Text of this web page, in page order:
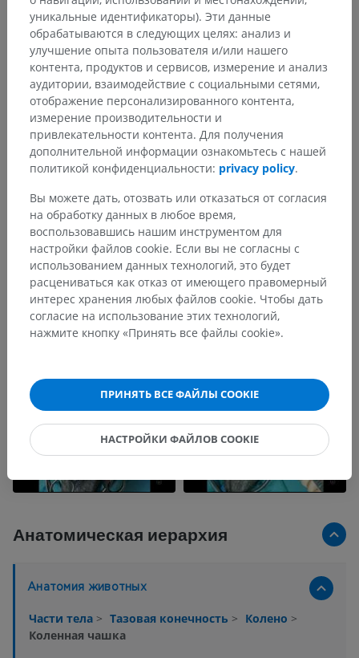
Анатомическая иерархия
Анатомия животных
Части тела > Тазовая конечность > Колено >
Коленная чашка
уникальные идентификаторы). Эти данные
обрабатываются в следующих целях: анализ и
улучшение опыта пользователя и/или нашего
контента, продуктов и сервисов, измерение и анализ
аудитории, взаимодействие с социальными сетями,
отображение персонализированного контента,
измерение производительности и
привлекательности контента. Для получения
дополнительной информации ознакомьтесь с нашей
политикой конфиденциальности: privacy policy.
Вы можете дать, отозвать или отказаться от согласия
на обработку данных в любое время,
воспользовавшись нашим инструментом для
настройки файлов cookie. Если вы не согласны с
использованием данных технологий, это будет
расцениваться как отказ от имеющего правомерный
интерес хранения любых файлов cookie. Чтобы дать
согласие на использование этих технологий,
нажмите кнопку «Принять все файлы cookie».
ПРИНЯТЬ ВСЕ ФАЙЛЫ COOKIE
НАСТРОЙКИ ФАЙЛОВ COOKIE